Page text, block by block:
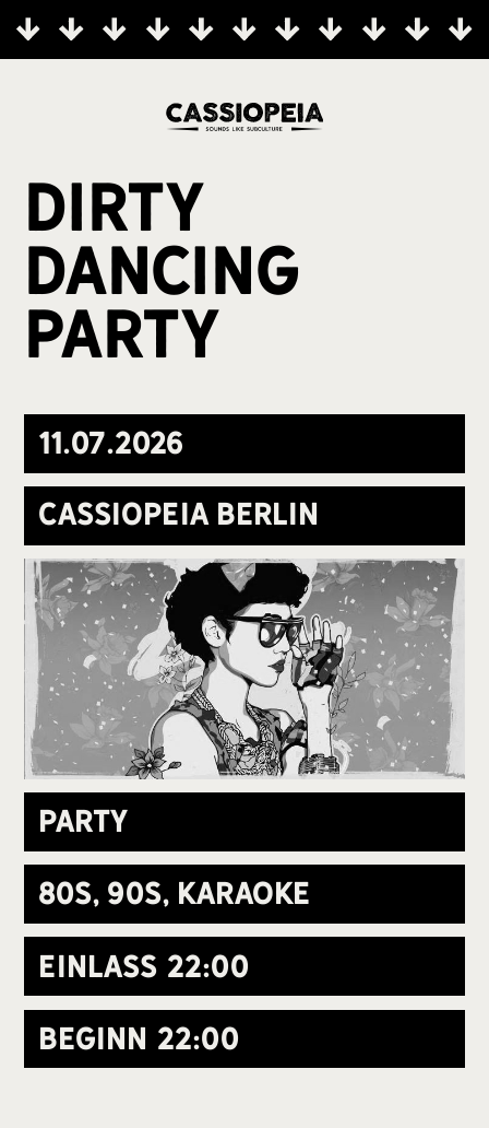
DIRTY
DANCING
PARTY
11.07.2026
Cassiopeia Berlin
Party
80s, 90s, Karaoke
Einlass 22:00
Beginn 22:00